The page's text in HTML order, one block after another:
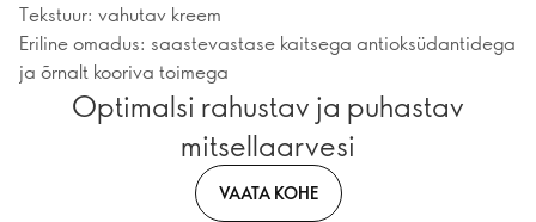
Tekstuur: vahutav kreem
Eriline omadus: saastevastase kaitsega antioksüdantidega
ja õrnalt kooriva toimega
Optimalsi rahustav ja puhastav
mitsellaarvesi
VAATA KOHE